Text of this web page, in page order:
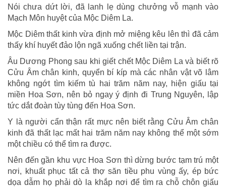
Nói chưa dứt lời, đã lanh lẹ dùng chưởng vỗ mạnh vào
Mạch Môn huyệt của Mộc Diêm La.
Mộc Diêm thất kinh vừa định mở miệng kêu lên thì đã cảm
thấy khí huyết đảo lộn ngã xuống chết liền tại trận.
Âu Dương Phong sau khi giết chết Mộc Diêm La và biết rõ
Cửu Âm chân kinh, quyển bí kíp mà các nhân vật võ lâm
không ngớt tìm kiếm tù hai trăm năm nay, hiện giấu tại
miền Hoa Sơn, nên bỏ ngay ý định đi Trung Nguyên, lập
tức dắt đoàn tùy tùng đến Hoa Sơn.
Y là người cẩn thận rất mực nên biết rằng Cửu Âm chân
kinh đã thất lạc mất hai trăm năm nay không thể một sớm
một chiều có thể tìm ra được.
Nên đến gần khu vực Hoa Sơn thì dừng bước tạm trú một
nơi, khuất phục tất cả thợ săn tiều phu vùng ấy, ép bức
dọa dẫm họ phải dò la khắp nơi để tìm ra chỗ chôn giấu